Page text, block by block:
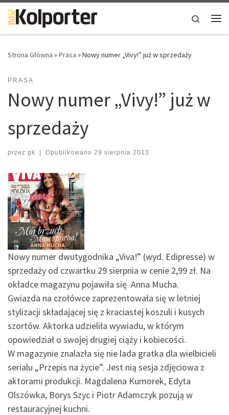
Skip to content
Search
Strona Główna »Prasa »Nowy numer „Vivy!” już w sprzedaży
PRASA
Nowy numer „Vivy!” już w
sprzedaży
przez gk | Opublikowano 29 sierpnia 2013
Nowy numer dwutygodnika „Viva!” (wyd. Edipresse) w
sprzedaży od czwartku 29 sierpnia w cenie 2,99 zł. Na
okładce magazynu pojawiła się Anna Mucha.
Gwiazda na czołówce zaprezentowała się w letniej
stylizacji składającej się z kraciastej koszuli i kusych
szortów. Aktorka udzieliła wywiadu, w którym
opowiedział o swojej drugiej ciąży i kobiecości.
W magazynie znalazła się nie lada gratka dla wielbicieli
serialu „Przepis na życie”. Jest nią sesja zdjęciowa z
aktorami produkcji. Magdalena Kumorek, Edyta
Olszówka, Borys Szyc i Piotr Adamczyk pozują w
restauracyjnej kuchni.